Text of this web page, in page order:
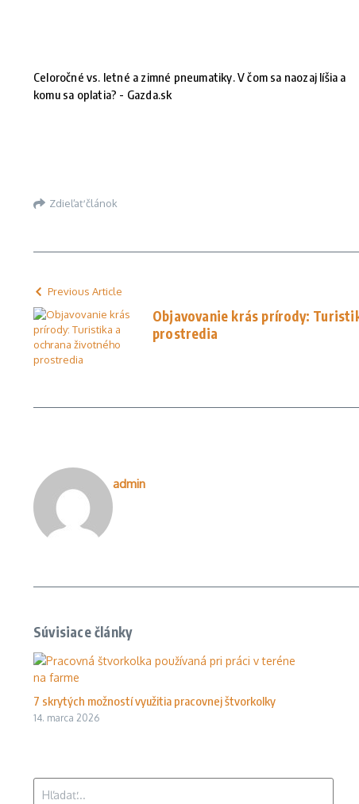
Celoročné vs. letné a zimné pneumatiky. V čom sa naozaj líšia a
komu sa oplatia? - Gazda.sk
Zdieľať článok
Previous Article
Objavovanie krás prírody:
prostredia
admin
Súvisiace články
7 skrytých možností využitia pracovnej štvorkolky
14. marca 2026